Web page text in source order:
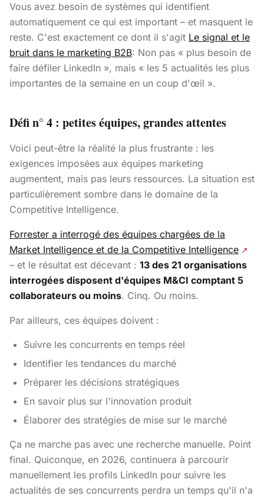
Vous avez besoin de systèmes qui identifient
automatiquement ce qui est important – et masquent le
reste. C'est exactement ce dont il s'agit Le signal et le
bruit dans le marketing B2B: Non pas « plus besoin de
faire défiler LinkedIn », mais « les 5 actualités les plus
importantes de la semaine en un coup d'œil ».
Défi n° 4 : petites équipes, grandes attentes
Voici peut-être la réalité la plus frustrante : les
exigences imposées aux équipes marketing
augmentent, mais pas leurs ressources. La situation est
particulièrement sombre dans le domaine de la
Competitive Intelligence.
Forrester a interrogé des équipes chargées de la
Market Intelligence et de la Competitive Intelligence ↗
– et le résultat est décevant : 13 des 21 organisations
interrogées disposent d'équipes M&CI comptant 5
collaborateurs ou moins. Cinq. Ou moins.
Par ailleurs, ces équipes doivent :
Suivre les concurrents en temps réel
Identifier les tendances du marché
Préparer les décisions stratégiques
En savoir plus sur l'innovation produit
Élaborer des stratégies de mise sur le marché
Ça ne marche pas avec une recherche manuelle. Point
final. Quiconque, en 2026, continuera à parcourir
manuellement les profils LinkedIn pour suivre les
actualités de ses concurrents perdra un temps qu'il n'a